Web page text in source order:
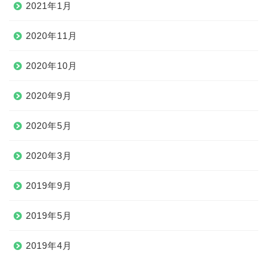
2021年1月
2020年11月
2020年10月
2020年9月
2020年5月
2020年3月
2019年9月
2019年5月
2019年4月